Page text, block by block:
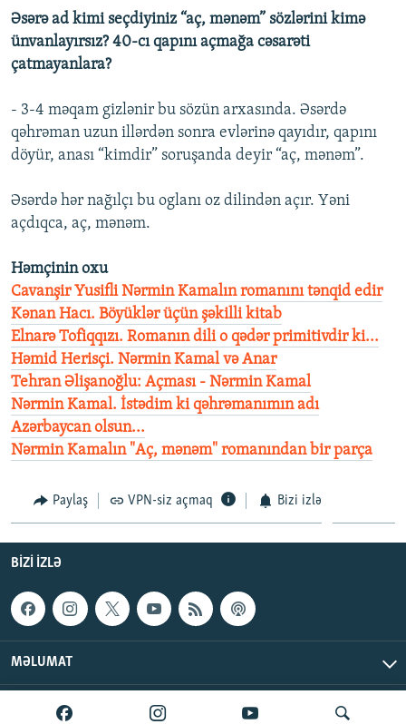
Əsərə ad kimi seçdiyiniz “aç, mənəm” sözlərini kimə
ünvanlayırsız? 40-cı qapını açmağa cəsarəti
çatmayanlara?
- 3-4 məqam gizlənir bu sözün arxasında. Əsərdə
qəhrəman uzun illərdən sonra evlərinə qayıdır, qapını
döyür, anası “kimdir” soruşanda deyir “aç, mənəm”.
Əsərdə hər nağılçı bu oglanı oz dilindən açır. Yəni
açdıqca, aç, mənəm.
Həmçinin oxu
Cavanşir Yusifli Nərmin Kamalın romanını tənqid edir
Kənan Hacı. Böyüklər üçün şəkilli kitab
Elnarə Tofiqqızı. Romanın dili o qədər primitivdir ki...
Həmid Herisçi. Nərmin Kamal və Anar
Tehran Əlişanoğlu: Açması - Nərmin Kamal
Nərmin Kamal. İstədim ki qəhrəmanımın adı
Azərbaycan olsun...
Nərmin Kamalın "Aç, mənəm" romanından bir parça
Paylaş VPN-siz açmaq Bizi izlə
BIZI IZLƏ
MƏLUMAT
AzadlıqRadiosu © 2026 Inc. | Bütün hüquqlar qorunur